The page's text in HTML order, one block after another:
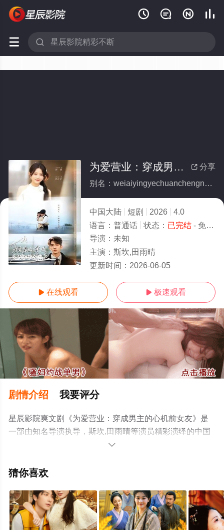
   
 
已完结/全集
 分享
为爱营业：穿成男主的心机前女友(全集)
别名：weiaiyingyechuanchengnanzhudexinjiqiannvyou
中国大陆 短剧 2026
4.0
语言： 普通话 状态： 已完结- 免费在线观看
导演： 未知
主演： 斯坎,田雨晴
更新时间： 2026-06-05
 在线观看  极速观看
剧情介绍 我要评分
星辰影院爽文剧《为爱营业：穿成男主的心机前女友》是
一部由知名导演执导，斯坎,田雨晴等演员精彩演绎的中国
大陆电视剧，大结局剧情已揭晓（已完结），手机免费观
信息可移步至豆瓣电视剧、电视猫或剧情网等平台了解。

猜你喜欢